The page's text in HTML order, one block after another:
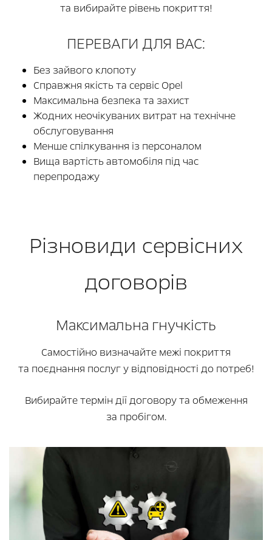
та вибирайте рівень покриття!
ПЕРЕВАГИ ДЛЯ ВАС:
Без зайвого клопоту
Справжня якість та сервіс Opel
Максимальна безпека та захист
Жодних неочікуваних витрат на технічне
обслуговування
Менше спілкування із персоналом
Вища вартість автомобіля під час
перепродажу
Різновиди сервісних
договорів
Максимальна гнучкість
Самостійно визначайте межі покриття
та поєднання послуг у відповідності до потреб!
Вибирайте термін дії договору та обмеження
за пробігом.